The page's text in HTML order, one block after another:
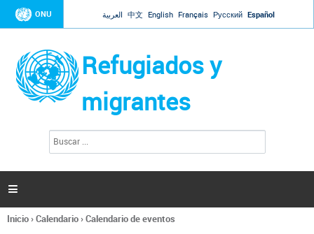
Jump to navigation
ONU العربية 中文 English Français Русский Español
Refugiados y
migrantes
l
s

Se
Inicio›Calendario›Calendario de eventos